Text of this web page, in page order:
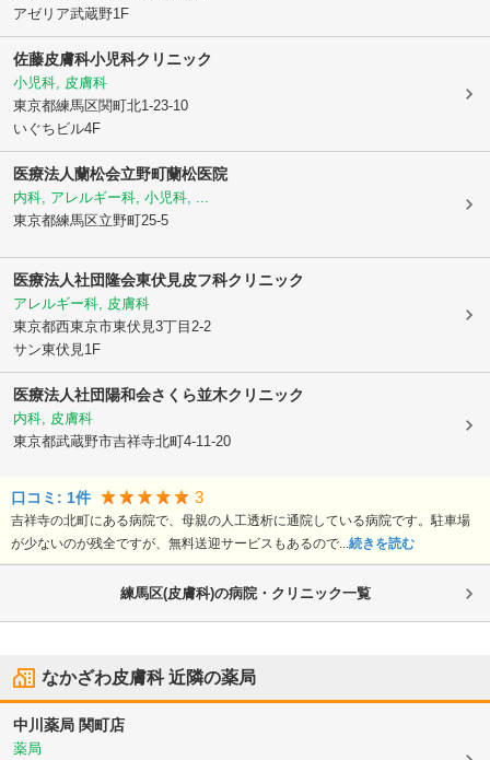
アゼリア武蔵野1F
佐藤皮膚科小児科クリニック
小児科, 皮膚科
東京都練馬区関町北1-23-10
いぐちビル4F
医療法人蘭松会立野町蘭松医院
内科, アレルギー科, 小児科, ...
東京都練馬区立野町25-5
医療法人社団隆会東伏見皮フ科クリニック
アレルギー科, 皮膚科
東京都西東京市東伏見3丁目2-2
サン東伏見1F
医療法人社団陽和会さくら並木クリニック
内科, 皮膚科
東京都武蔵野市吉祥寺北町4-11-20
口コミ: 1件 3
吉祥寺の北町にある病院で、母親の人工透析に通院している病院です。駐車場
が少ないのが残全ですが、無料送迎サービスもあるので... 続きを読む
練馬区(皮膚科)の病院・クリニック一覧
なかざわ皮膚科近隣の薬局
中川薬局 関町店
薬局